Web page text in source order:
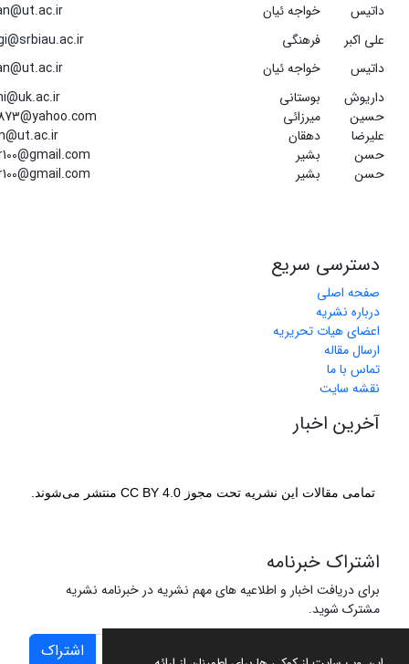
داتیس
خواجه ئیان
علی اکبر
فرهنگی
داتیس
خواجه ئیان
داریوش
بوستانی
حسین
میرزائی
علیرضا
دهقان
حسن
بشیر
حسن
بشیر
دسترسی سریع
صفحه اصلی
درباره نشریه
اعضای هیات تحریریه
ارسال مقاله
تماس با ما
نقشه سایت
آخرین اخبار
تمامی مقالات این نشریه تحت مجوز CC BY 4.0 منتشر می‌شوند.
اشتراک خبرنامه
برای دریافت اخبار و اطلاعیه های مهم نشریه در خبرنامه نشریه
مشترک شوید.
اشتراک